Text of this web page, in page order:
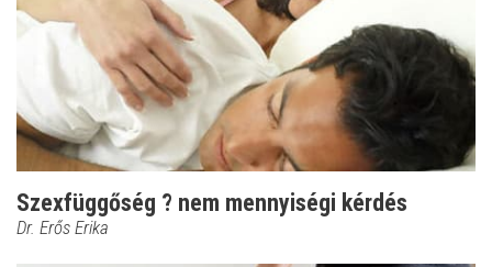
Szexfüggőség ? nem mennyiségi kérdés
Dr. Erős Erika